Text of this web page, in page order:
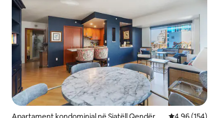
Apartament kondominial në Siatëll Qendër Vlerësimi
4,96 (154)